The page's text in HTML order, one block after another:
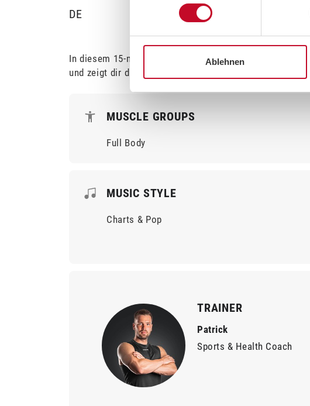
Ablehnen
DE
In diesem 15-minütigem "Kettlebell Tutorial" erklärt dir
und zeigt dir die Übungen, die für das Training mit der
MUSCLE GROUPS
Full Body
MUSIC STYLE
Charts & Pop
TRAINER
Patrick
Sports & Health Coach